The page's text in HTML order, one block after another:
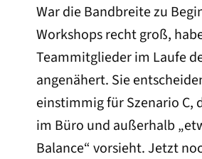
War die Bandbreite zu
Workshops recht groß,
Teammitglieder im Laufe
angenähert. Sie
einstimmig für Szenario C,
im Büro und außerhalb
Balance“ vorsieht. Jetzt